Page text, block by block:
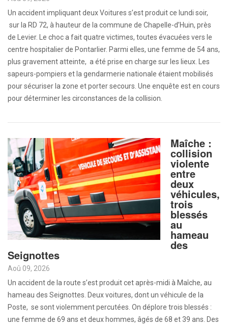
Un accident impliquant deux Voitures s’est produit ce lundi soir,
sur la RD 72, à hauteur de la commune de Chapelle-d’Huin, près
de Levier. Le choc a fait quatre victimes, toutes évacuées vers le
centre hospitalier de Pontarlier. Parmi elles, une femme de 54 ans,
plus gravement atteinte, a été prise en charge sur les lieux. Les
sapeurs-pompiers et la gendarmerie nationale étaient mobilisés
pour sécuriser la zone et porter secours. Une enquête est en cours
pour déterminer les circonstances de la collision.
Maîche :
collision
violente
entre
deux
véhicules,
trois
blessés
au
hameau
des
Seignottes
Aoû 09, 2026
Un accident de la route s’est produit cet après-midi à Maîche, au
hameau des Seignottes. Deux voitures, dont un véhicule de la
Poste, se sont violemment percutées. On déplore trois blessés :
une femme de 69 ans et deux hommes, âgés de 68 et 39 ans. Des